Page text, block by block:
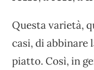
Questa varietà,
casi, di abbinare
piatto. Così, in